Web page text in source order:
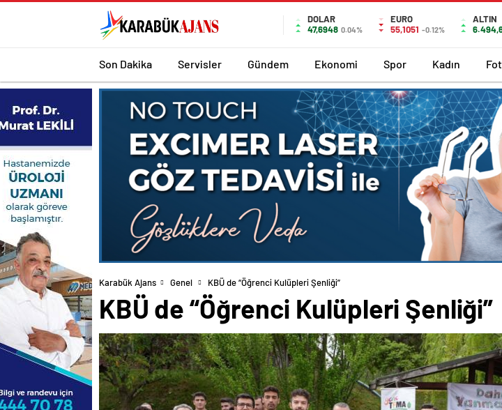
DOLAR
47,6948 0.04%
EURO
55,1051 -0.12%
ALTIN
Son Dakika Servisler Gündem Ekonomi Spor Kadın
Karabük Ajans Genel KBÜ de “Öğrenci Kulüpleri Şenliği”
KBÜ de “Öğrenci Kulüpleri Şenliği”